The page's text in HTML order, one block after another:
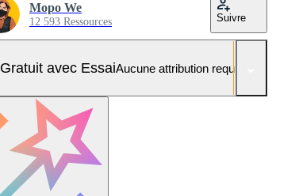
Mopo We
12 593 Ressources Suivre
Gratuit avec EssaiAucune attribution requise